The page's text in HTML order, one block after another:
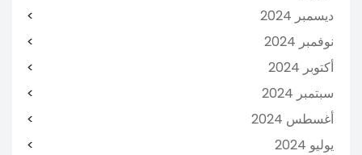
ديسمبر 2024
نوفمبر 2024
أكتوبر 2024
سبتمبر 2024
أغسطس 2024
يوليو 2024